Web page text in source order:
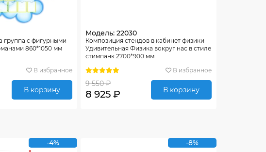
группа с фигурными
860*1050 мм
В избранное
В корзину
Модель: 22030
Композиция стендов в кабинет физики
Удивительная Физика вокруг нас в стиле
стимпанк 2700*900 мм
В избранное
9 550 ₽
8 925 ₽ В корзину
-4% -8%